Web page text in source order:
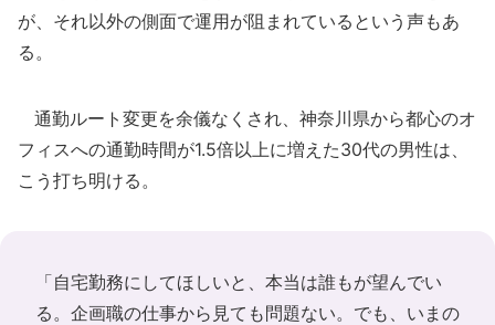
が、それ以外の側面で運用が阻まれているという声もあ
る。
通勤ルート変更を余儀なくされ、神奈川県から都心のオ
フィスへの通勤時間が1.5倍以上に増えた30代の男性は、
こう打ち明ける。
「自宅勤務にしてほしいと、本当は誰もが望んでい
る。企画職の仕事から見ても問題ない。でも、いまの